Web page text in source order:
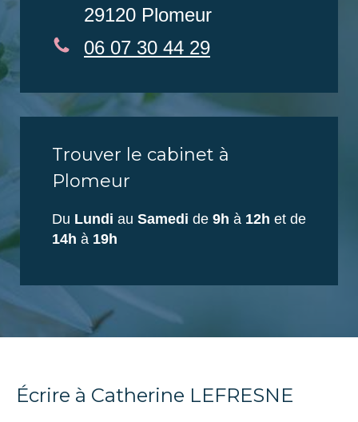
29120 Plomeur
06 07 30 44 29
Trouver le cabinet à
Plomeur
Du Lundi au Samedi de 9h à 12h et de
14h à 19h
Écrire à Catherine LEFRESNE